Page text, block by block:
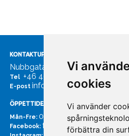
Vi
cookies
Vi använder
förbättra din
KONTAKTUPPGIFTER
Nubbgatan 7, 211 24 Malmö
Tel +46 40185561
E-post info@bachmans.se
ÖPPETTIDER
Mån-Fre: 07:00 - 16:00
Facebook: facebook.com/